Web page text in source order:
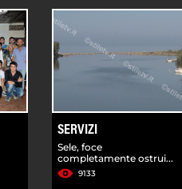
SERVIZI
Sele, foce
completamente ostrui...
9133